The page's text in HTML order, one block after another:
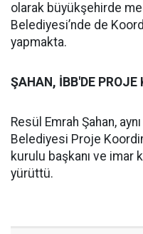
olarak büyükşehirde
Belediyesi’nde de
yapmakta.
ŞAHAN, İBB'DE PROJE
Resül Emrah Şahan,
Belediyesi Proje
kurulu başkanı ve imar
yürüttü.